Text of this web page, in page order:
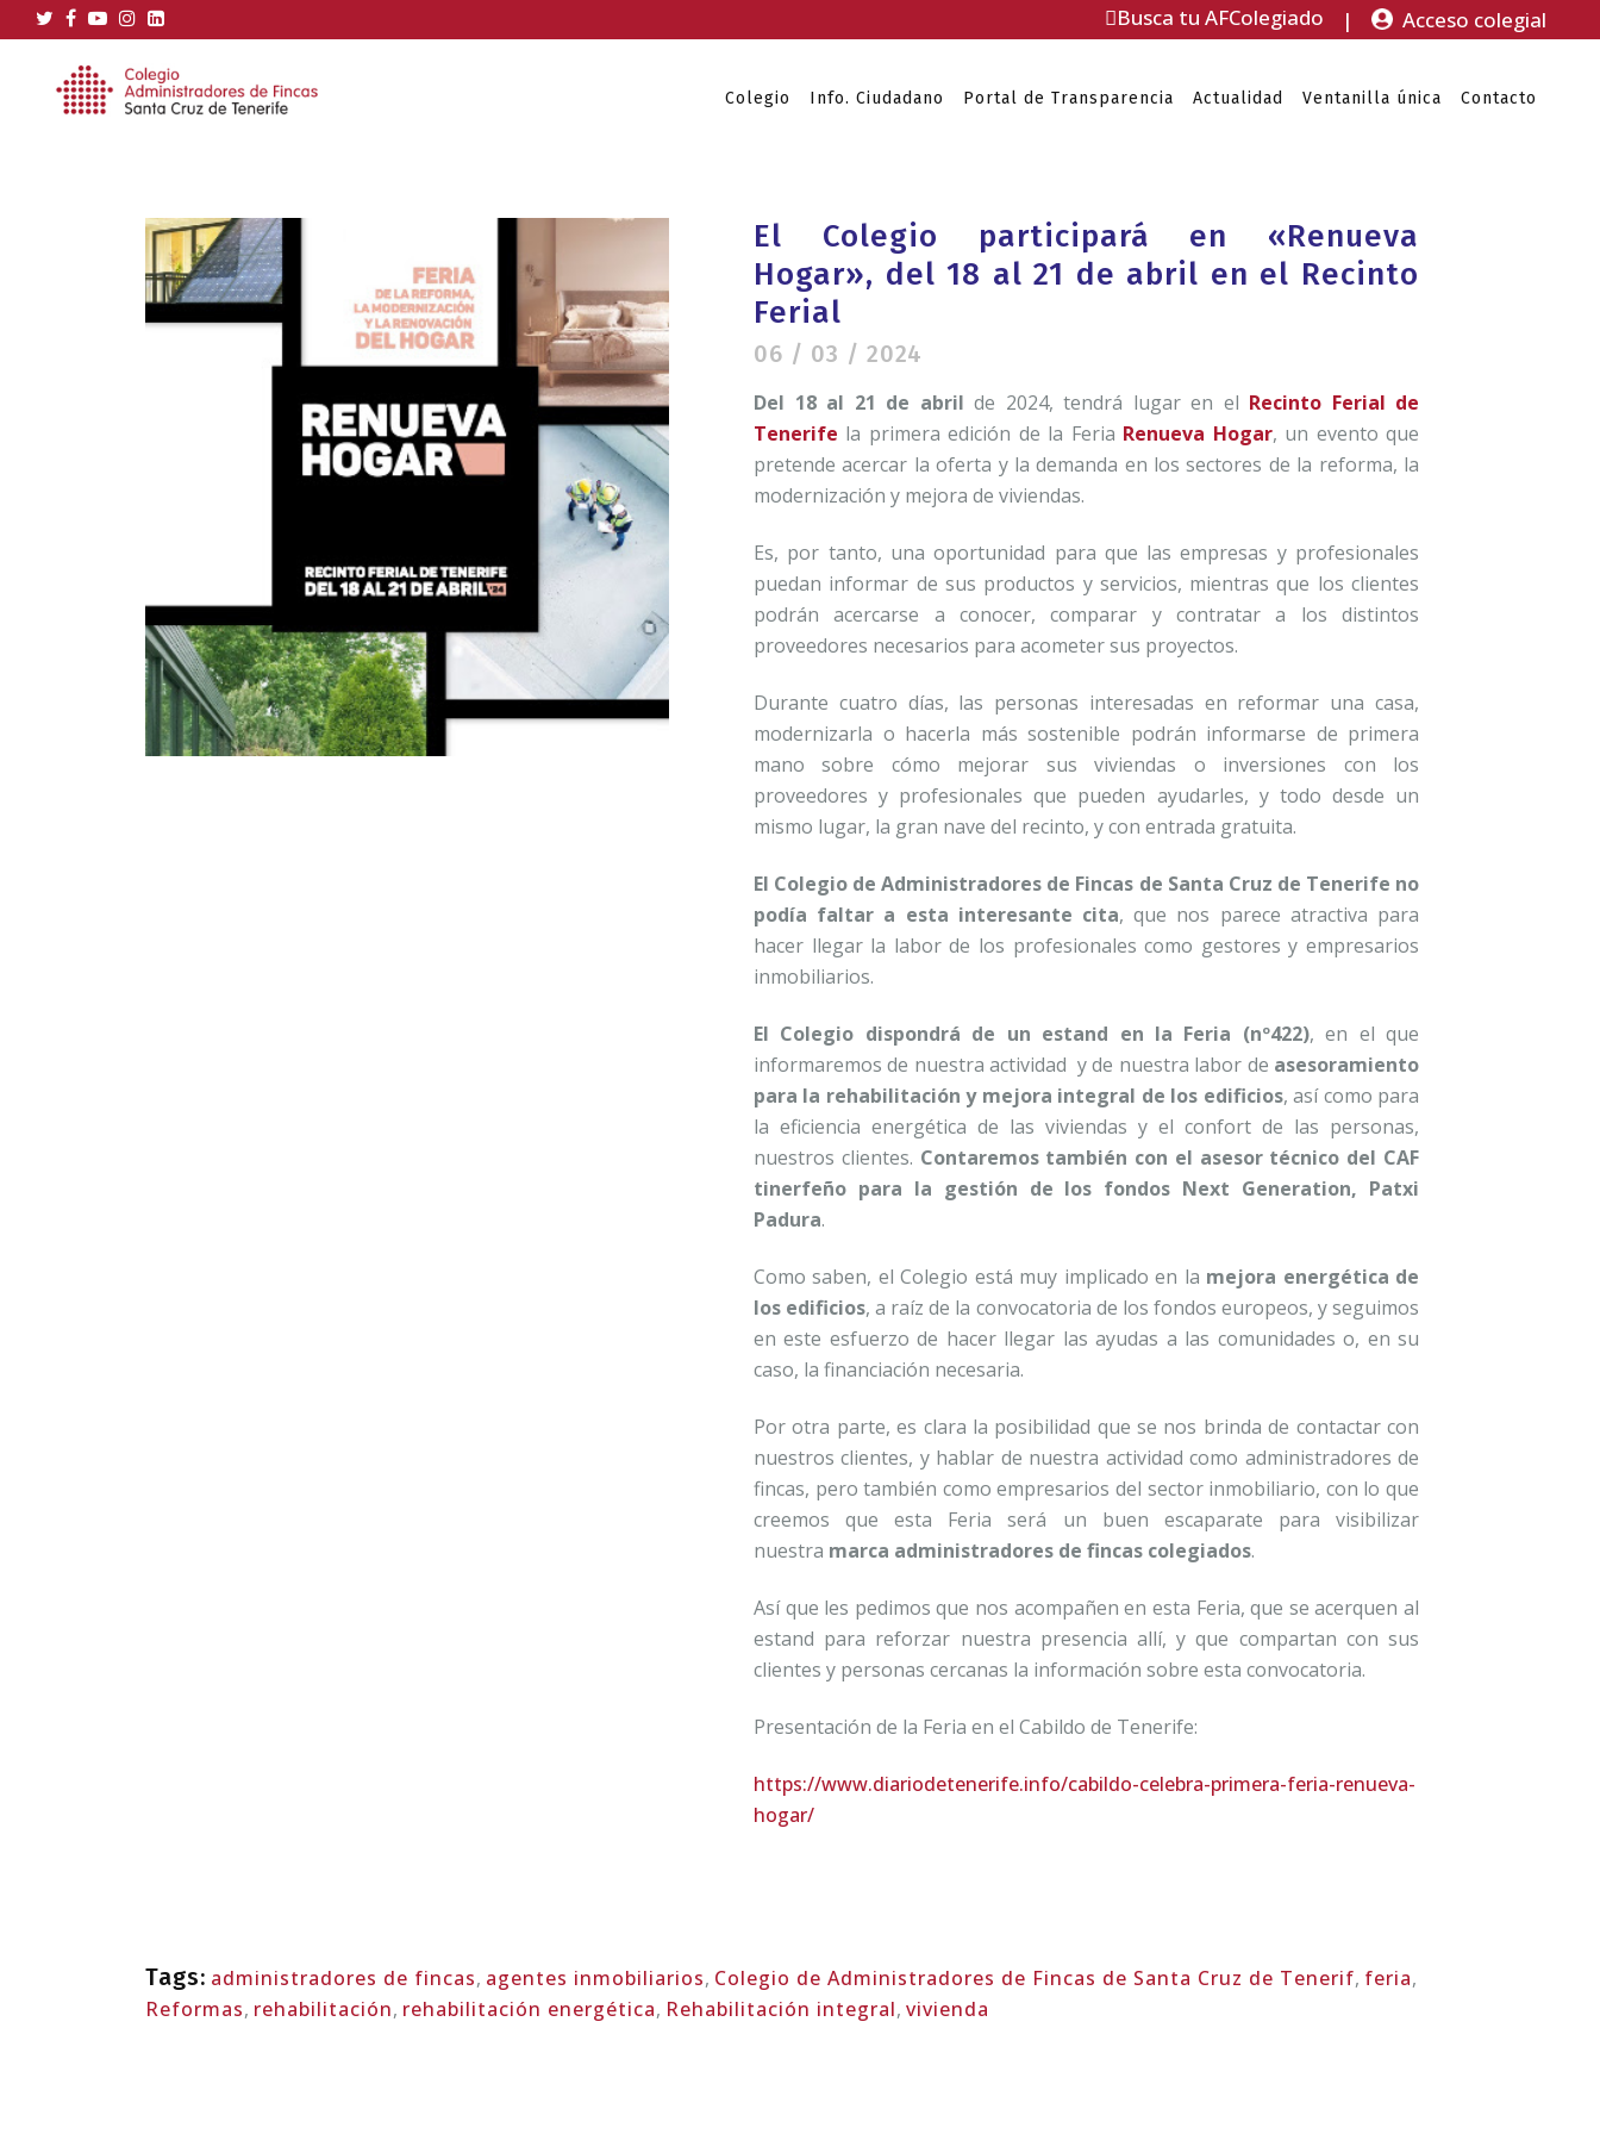
Busca tu AFColegiado | Acceso colegial
Colegio Info. Ciudadano Portal de Transparencia Actualidad Ventanilla única Contacto
06 / 03 / 2024
El Colegio participará en «Renueva
Hogar», del 18 al 21 de abril en el Recinto
Ferial
Del 18 al 21 de abril de 2024, tendrá lugar en el Recinto Ferial de
Tenerife la primera edición de la Feria Renueva Hogar, un evento que
pretende acercar la oferta y la demanda en los sectores de la reforma, la
modernización y mejora de viviendas.
Es, por tanto, una oportunidad para que las empresas y profesionales
puedan informar de sus productos y servicios, mientras que los clientes
podrán acercarse a conocer, comparar y contratar a los distintos
proveedores necesarios para acometer sus proyectos.
Durante cuatro días, las personas interesadas en reformar una casa,
modernizarla o hacerla más sostenible podrán informarse de primera
mano sobre cómo mejorar sus viviendas o inversiones con los
proveedores y profesionales que pueden ayudarles, y todo desde un
mismo lugar, la gran nave del recinto, y con entrada gratuita.
El Colegio de Administradores de Fincas de Santa Cruz de Tenerife no
podía faltar a esta interesante cita, que nos parece atractiva para
hacer llegar la labor de los profesionales como gestores y empresarios
inmobiliarios.
El Colegio dispondrá de un estand en la Feria (nº422), en el que
informaremos de nuestra actividad y de nuestra labor de asesoramiento
para la rehabilitación y mejora integral de los edificios, así como para
la eficiencia energética de las viviendas y el confort de las personas,
nuestros clientes. Contaremos también con el asesor técnico del CAF
tinerfeño para la gestión de los fondos Next Generation, Patxi
Padura.
Como saben, el Colegio está muy implicado en la mejora energética de
los edificios, a raíz de la convocatoria de los fondos europeos, y seguimos
en este esfuerzo de hacer llegar las ayudas a las comunidades o, en su
caso, la financiación necesaria.
Por otra parte, es clara la posibilidad que se nos brinda de contactar con
nuestros clientes, y hablar de nuestra actividad como administradores de
fincas, pero también como empresarios del sector inmobiliario, con lo que
creemos que esta Feria será un buen escaparate para visibilizar
nuestra marca administradores de fincas colegiados.
Así que les pedimos que nos acompañen en esta Feria, que se acerquen al
estand para reforzar nuestra presencia allí, y que compartan con sus
clientes y personas cercanas la información sobre esta convocatoria.
Presentación de la Feria en el Cabildo de Tenerife:
https://www.diariodetenerife.info/cabildo-celebra-primera-feria-renueva-
hogar/
Tags: administradores de fincas, agentes inmobiliarios, Colegio de Administradores de Fincas de Santa Cruz de Tenerif, feria,
Reformas, rehabilitación, rehabilitación energética, Rehabilitación integral, vivienda